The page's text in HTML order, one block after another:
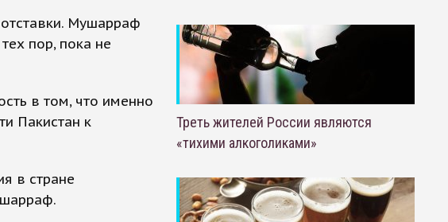
Мушарраф
пор, пока не
в том, что именно
Пакистан к
в стране
Треть жителей России являются
«тихими алкоголиками»